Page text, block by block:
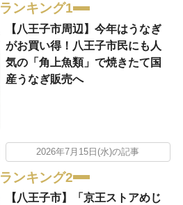
ランキング1
【八王子市周辺】今年はうなぎ
がお買い得！八王子市民にも人
気の「角上魚類」で焼きたて国
産うなぎ販売へ
2026年7月15日(水)の記事
ランキング2
【八王子市】「京王ストアめじ